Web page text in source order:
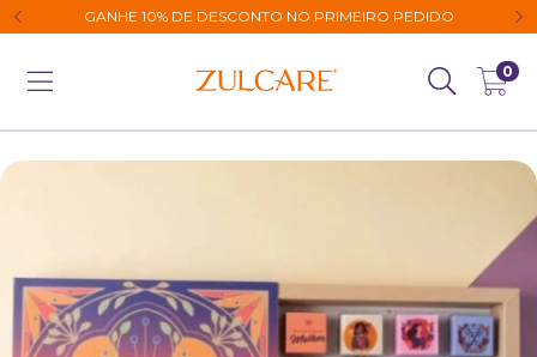
GANHE 10% DE DESCONTO NO PRIMEIRO PEDIDO
0